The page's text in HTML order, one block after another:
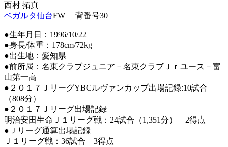
西村 拓真
ベガルタ仙台FW 背番号30
●生年月日：1996/10/22
●身長/体重：178cm/72kg
●出生地：愛知県
●前所属：名東クラブジュニア－名東クラブＪｒユース－富
山第一高
●２０１７ＪリーグYBCルヴァンカップ出場記録:10試合
（808分）
●２０１７Ｊリーグ出場記録
明治安田生命Ｊ１リーグ戦：24試合（1,351分） 2得点
●Ｊリーグ通算出場記録
Ｊ１リーグ戦：36試合 3得点